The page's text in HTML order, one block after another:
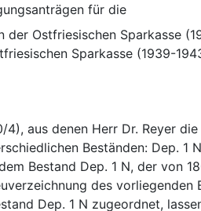
für die
der Ostfriesischen Sparkasse
aus denen Herr Dr. Reyer
Beständen: Dep. 1
Bestand Dep. 1 N, der von
des vorliegenden
Dep. 1 N zugeordnet,